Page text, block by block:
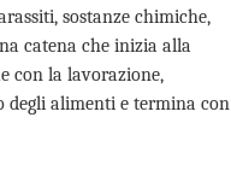
sostanze chimiche,
catena che inizia alla
con la lavorazione,
degli alimenti e termina con